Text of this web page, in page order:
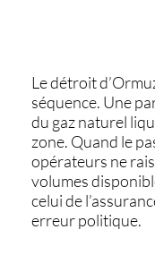
Ledétroit
séquence. Une
du gaz naturel
zone. Quand le
opérateurs ne
volumes
celui de
erreur politique.